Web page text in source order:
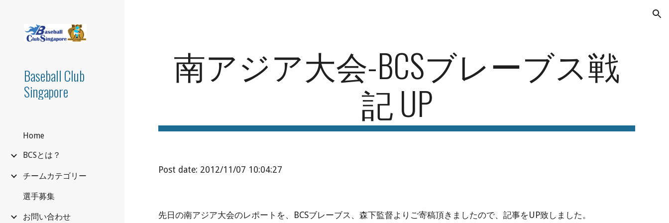
Baseball Club
Singapore
Home
BCSとは？
チームカテゴリー
選手募集
お問い合わせ
南アジア大会-BCSブレーブス戦
記 UP
Post date: 2012/11/07 10:04:27
先日の南アジア大会のレポートを、BCSブレーブス、森下監督よりご寄稿頂きましたので、記事をUP致しました。